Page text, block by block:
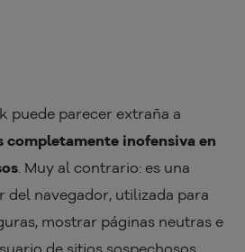
puede parecer extraña a
completamente inofensiva en
. Muy al contrario: es una
del navegador, utilizada para
mostrar páginas neutras e